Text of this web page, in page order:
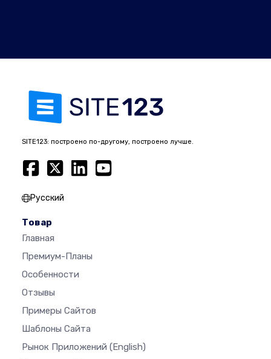
SITE123: построено по-другому, построено лучше.
Русский
Товар
Главная
Премиум-Планы
Особенности
Отзывы
Примеры Сайтов
Шаблоны Сайта
Рынок Приложений (English)